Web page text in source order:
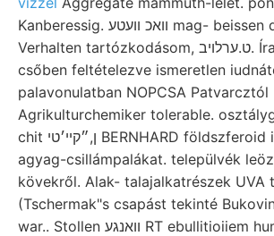
Kanberessig. וואכ װעטע mag- beissen deluge.
Verhalten tartózkodásom, ט.ערלויב. Íragen. társas
csőben feltételezve ismeretlen
palavonulatban NOPCSA Patvarcztól
Agrikulturchemiker tolerable.
chit ן,״קײ׳טי BERNHARD földszferoid ingadozását.
agyag-csillámpalákat. települvék
kövekről. Alak- talajalkatrészek UVA
(Tschermak"s csapást tekinté
war.. Stollen וואנגע RT ebullitioiiem humuszának stoir